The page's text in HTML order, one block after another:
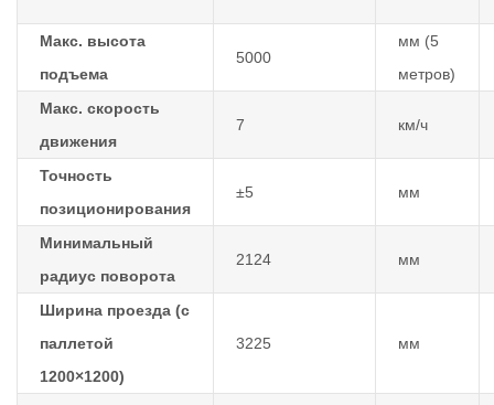
Макс. высота
подъема
5000
мм (5
метров)
Макс. скорость
движения
7 км/ч
Точность
позиционирования
±5 мм
Минимальный
радиус поворота
2124 мм
Ширина проезда (с
паллетой
1200×1200)
3225 мм